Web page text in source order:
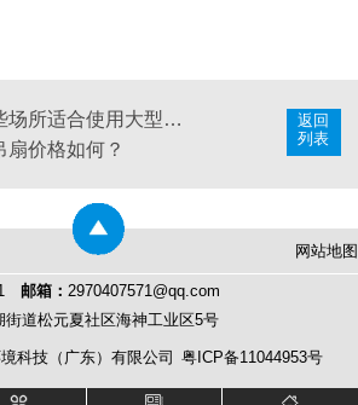
返回
列表
你知道哪些场所适合使用大型节能吊扇吗
扇价格如何？
网站地图
邮箱：2970407571@qq.com
街道松元夏社区海神工业区5号
科技（广东）有限公司 粤ICP备11044953号